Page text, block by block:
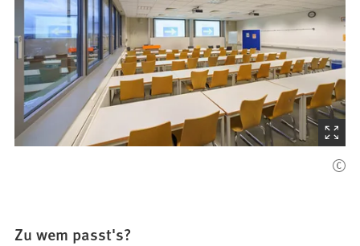
(Startet
den
Zu wem passt's?